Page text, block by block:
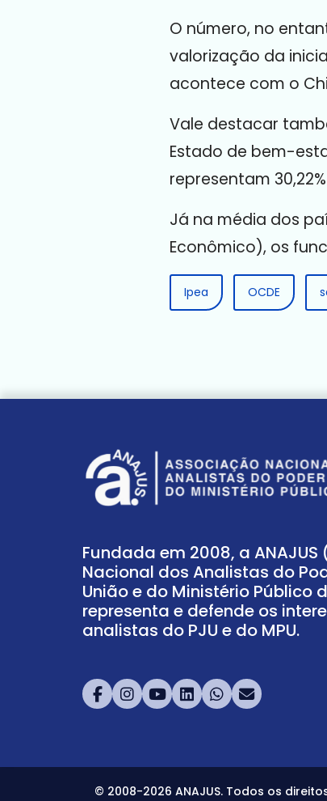
O número, no
valorização da
acontece com o
Vale destacar
Estado de bem-
representam
Já na média dos
Econômico), os
Ipea OCDE
Fundada em 2008, a
Nacional dos Analistas do
União e do Ministério Público
representa e defende os
analistas do PJU e do MPU.
© 2008-2026 ANAJUS. Todos os